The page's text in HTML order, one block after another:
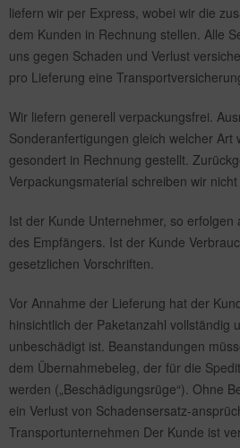
liefern wir per Express, wobei wir die
dem Kunden in Rechnung stellen. Alle
uns gegen Schaden und Verlust
pro Lieferung eine
Wir liefern generell verpackungsfrei.
Sonderanfertigungen gleich welcher Art
gesondert in Rechnung gestellt.
Verpackungsmaterial schreiben wir
Ist der Kunde Unternehmer, so
des Empfängers. Ist der Kunde
gesetzlichen Vorschriften.
Vor Annahme der Lieferung hat der
hinsichtlich der Paketanzahl vollständig
unbeschädigt ist. Beanstandungen
dem Übernahmebeleg, der für die
werden („Beschädigungsrüge“). Ohne
ein Verlust von Schadensersatz-
Transportunternehmen Der Kunde ist